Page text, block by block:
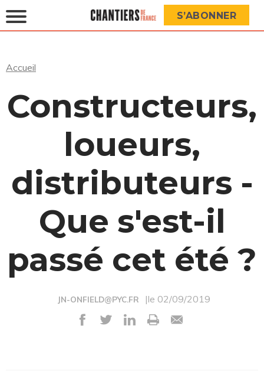
S’ABONNER
Accueil
Constructeurs,
loueurs,
distributeurs -
Que s'est-il
passé cet été ?
JN-ONFIELD@PYC.FR |le 02/09/2019